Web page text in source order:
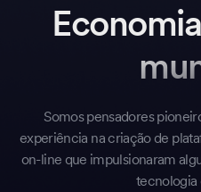
Somos pensadores
experiência na criação de
on-line que impulsionaram
tecnologia